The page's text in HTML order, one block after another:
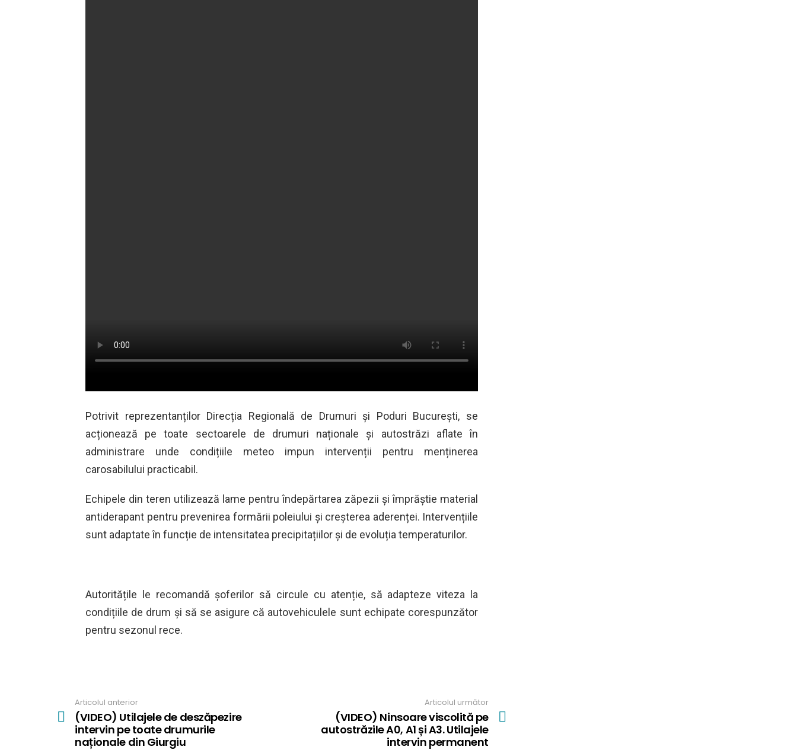
Potrivit reprezentanților Direcția Regională de Drumuri și Poduri București, se
acționează pe toate sectoarele de drumuri naționale și autostrăzi aflate în
administrare unde condițiile meteo impun intervenții pentru menținerea
carosabilului practicabil.
Echipele din teren utilizează lame pentru îndepărtarea zăpezii și împrăștie material
antiderapant pentru prevenirea formării poleiului și creșterea aderenței. Intervențiile
sunt adaptate în funcție de intensitatea precipitațiilor și de evoluția temperaturilor.
Autoritățile le recomandă șoferilor să circule cu atenție, să adapteze viteza la
condițiile de drum și să se asigure că autovehiculele sunt echipate corespunzător
pentru sezonul rece.
more
Articolul anterior
(VIDEO) Utilajele de deszăpezire
intervin pe toate drumurile
naționale din Giurgiu
Articolul următor
(VIDEO) Ninsoare viscolită pe
autostrăzile A0, A1 și A3. Utilajele
intervin permanent